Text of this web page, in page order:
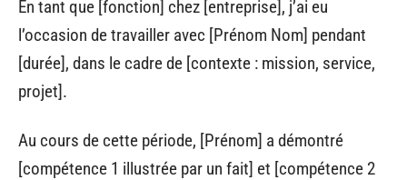
En tant que [fonction] chez [entreprise], j’ai eu
l’occasion de travailler avec [Prénom Nom] pendant
[durée], dans le cadre de [contexte : mission, service,
projet].
Au cours de cette période, [Prénom] a démontré
[compétence 1 illustrée par un fait] et [compétence 2